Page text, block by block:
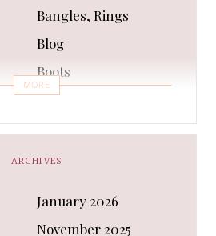
Bangles, Rings
Blog
Boots
Bracelet
Capes & Wings
Casual Shoes
Clothing Sets
MORE
ARCHIVES
January 2026
November 2025